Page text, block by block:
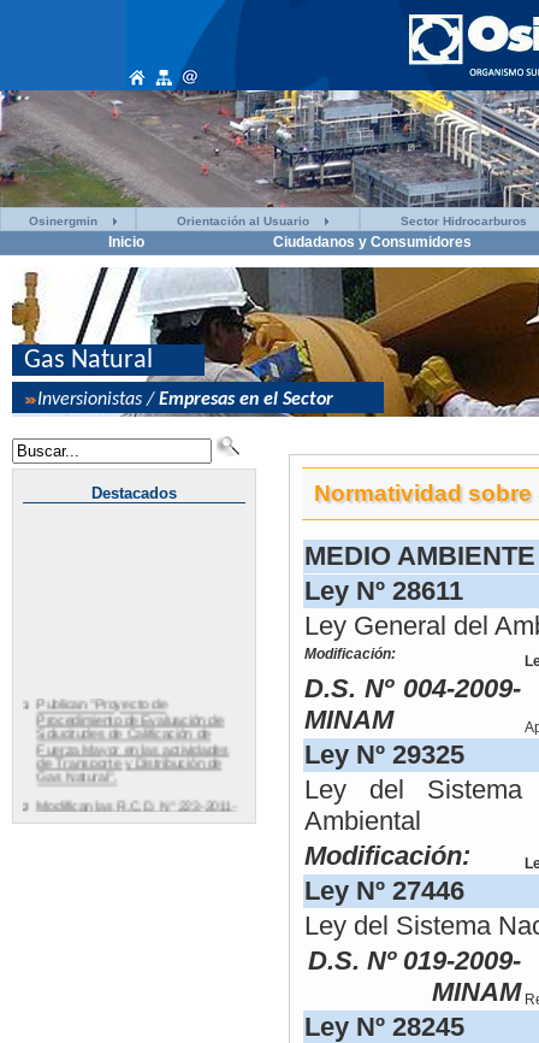
Osinergmin Orientación al Usuario Sector Hidrocarburos
Inicio Ciudadanos y Consumidores